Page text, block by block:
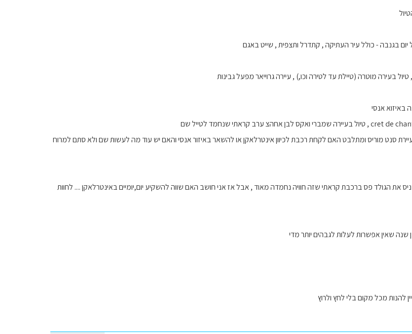
, עיירת סנט מוריס ומתלבט האם לקחת רכבת לכיוון אינטרלאקן או להשאר באיזור אנסי והאם יש עוד מה לעשות שם ולא סתם למרוח
הגולד פס ברכבת קראתי שזה חוויה נחמדה מאוד , אבל אז אני חושב האם שווה להשקיע יום,יומיים באינטרלאקן .... לחוות
שנה שאין אפשרות לעלות לגבהים יותר מדי
להנות מכל מקום בלי לחץ ולרוץ